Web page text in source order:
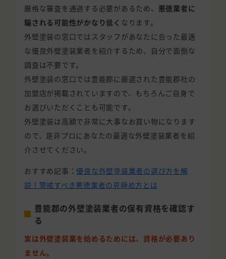
厳格な審査を通過する必要があるため、 悪徳業者に
騙される可能性がかなり低く なります。
外壁塗装の窓口ではスタッフがあなたに合った最適
な優良外壁塗装業者を紹介するため、自分で面倒な
調査は不要です。
外壁塗装の窓口では豊能郡に厳選された豊能郡社の
加盟店が掲載されていますので、もちろんご自身で
お選びいただくことも可能です。
外壁塗装は高額で非常に大事なお買い物になります
ので、是非プロにあなたの最適な外壁塗装業者を紹
介させてください。
おすすめ記事：優良な外壁塗装業者の選び方を解
説！警戒すべき悪徳業者の見極め方とは
豊能郡の外壁塗装業者の保有資格を確認す
る
実は外壁塗装業を始めるためには、資格が必要あり
ません。